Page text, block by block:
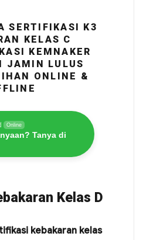
SERTIFIKASI K3
KELAS C
KEMNAKER
JAMIN LULUS
ONLINE &
Online
Tanya di
Kelas D
kebakaran kelas